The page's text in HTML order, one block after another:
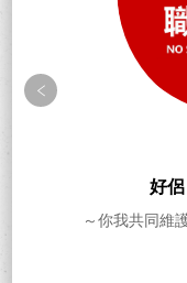
好侶
～你我共同維